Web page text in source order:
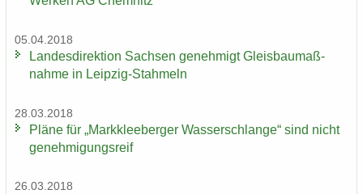
05.04.2018
Lan­des­di­rek­ti­on Sach­sen ge­neh­migt Gleis­bau­maß­
nah­me in Leipzig-​Stahmeln
28.03.2018
Pläne für „Mark­klee­ber­ger Was­ser­schlan­ge“ sind nicht
ge­neh­mi­gungs­reif
26.03.2018